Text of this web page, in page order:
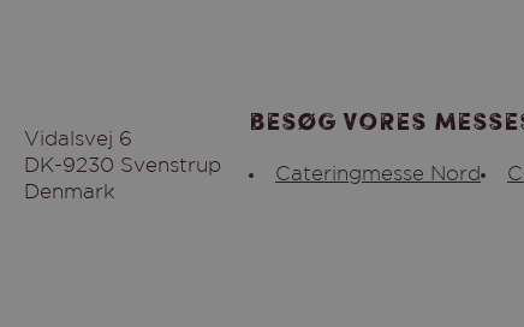
Vidalsvej 6
DK-9230 Svenstrup
Denmark
Besøg vores
Cateringmesse Nord